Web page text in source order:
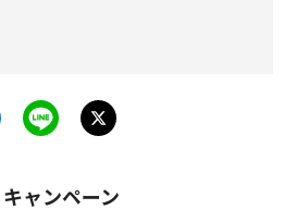
キャンペーン